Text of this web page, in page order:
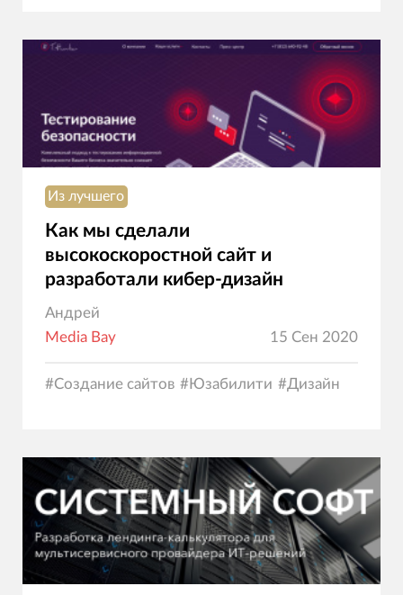
Из лучшего
Как мы сделали
высокоскоростной сайт и
разработали кибер-дизайн
Андрей
Media Bay
15 Сен 2020
#Создание сайтов #Юзабилити #Дизайн